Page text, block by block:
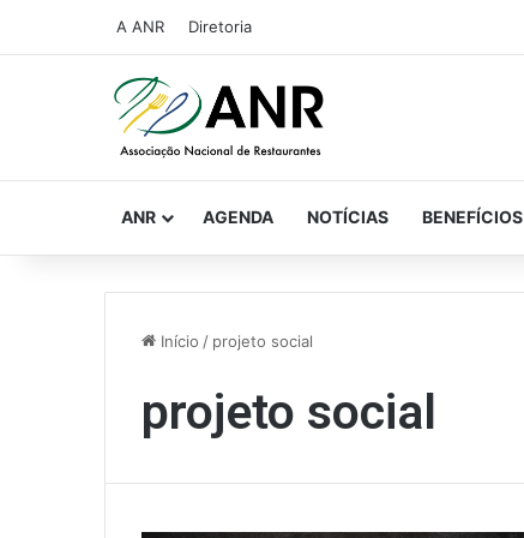
A ANR Diretoria
ANR AGENDA NOTÍCIAS BENEFÍCIOS
Início / projeto social
projeto social